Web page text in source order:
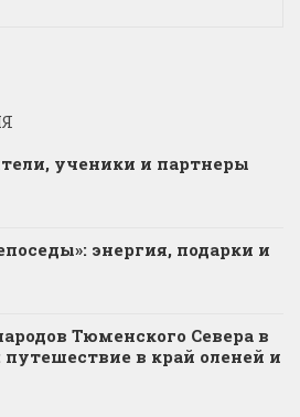
ученики и партнеры
энергия, подарки и
Тюменского Севера в
путешествие в край оленей и